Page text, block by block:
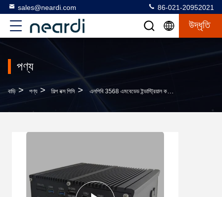
sales@neardi.com 86-021-20952021
উদ্ধৃতি
পণ্য
বাড়ি > পণ্য > শিল্প বক্স পিসি > এলপিবি 3568 এমবেডেড ইন্ডাস্ট্রিয়াল কম্পিউটার বক্স পিসি আরকে 3568 এইচডিএমআই ইনপুট ইন্টারফেস সহ